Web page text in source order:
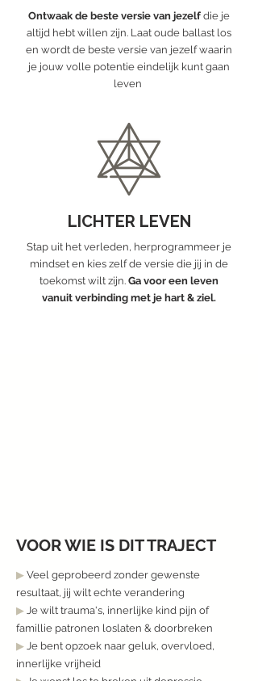
Ontwaak de beste versie van jezelf die je
altijd hebt willen zijn. Laat oude ballast los
en wordt de beste versie van jezelf waarin
je jouw volle potentie eindelijk kunt gaan
leven
LICHTER LEVEN
Stap uit het verleden, herprogrammeer je
mindset en kies zelf de versie die jij in de
toekomst wilt zijn. Ga voor een leven
vanuit verbinding met je hart & ziel.
VOOR WIE IS DIT TRAJECT
▶︎ Veel geprobeerd zonder gewenste
resultaat, jij wilt echte verandering
▶︎ Je wilt trauma's, innerlijke kind pijn of
famillie patronen loslaten & doorbreken
▶︎ Je bent opzoek naar geluk, overvloed,
innerlijke vrijheid